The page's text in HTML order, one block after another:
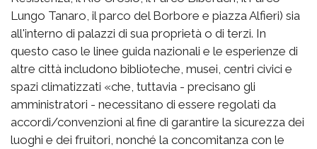
Lungo Tanaro, il parco del Borbore e piazza Alfieri) sia
all'interno di palazzi di sua proprietà o di terzi. In
questo caso le linee guida nazionali e le esperienze di
altre città includono biblioteche, musei, centri civici e
spazi climatizzati «che, tuttavia - precisano gli
amministratori - necessitano di essere regolati da
accordi/convenzioni al fine di garantire la sicurezza dei
luoghi e dei fruitori, nonché la concomitanza con le